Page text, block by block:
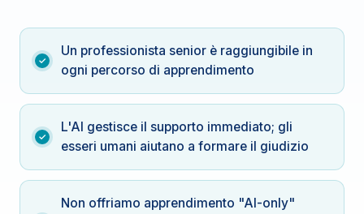
Un professionista senior è raggiungibile in
ogni percorso di apprendimento
L'AI gestisce il supporto immediato; gli
esseri umani aiutano a formare il giudizio
Non offriamo apprendimento "AI-only"